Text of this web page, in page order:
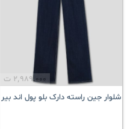
2٬989٬000 ت
شلوار جین راسته دارک بلو پول اند بیر